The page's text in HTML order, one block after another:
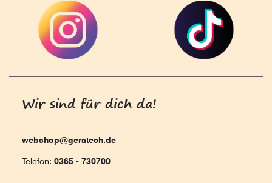
Wir sind für dich da!
webshop@geratech.de
Telefon: 0365 - 730700